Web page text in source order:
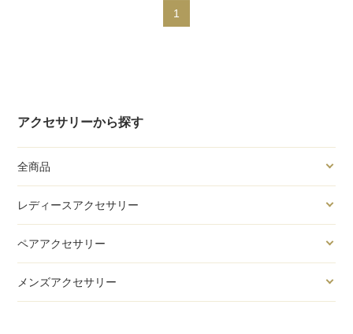
アクセサリーから探す
全商品
レディースアクセサリー
ペアアクセサリー
メンズアクセサリー
1